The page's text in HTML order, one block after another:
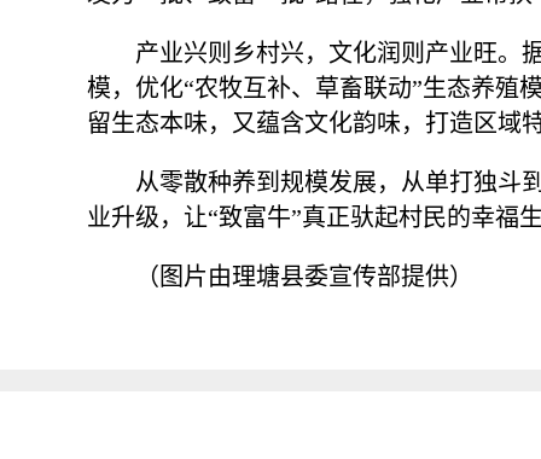
产业兴则乡村兴，文化润则产业旺。
模，优化“农牧互补、草畜联动”生态养殖
留生态本味，又蕴含文化韵味，打造区域
从零散种养到规模发展，从单打独斗
业升级，让“致富牛”真正驮起村民的幸福
（图片由理塘县委宣传部提供）